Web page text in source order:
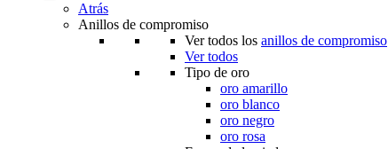
Atrás
Anillos de compromiso
Ver todos los anillos de compromiso
Ver todos
Tipo de oro
oro amarillo
oro blanco
oro negro
oro rosa